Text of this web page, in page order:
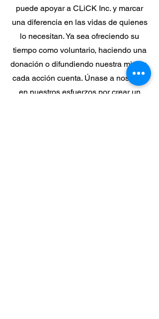
puede apoyar a CLiCK Inc. y marcar
una diferencia en las vidas de quienes
lo necesitan. Ya sea ofreciendo su
tiempo como voluntario, haciendo una
donación o difundiendo nuestra misión,
cada acción cuenta. Únase a nosotros
en nuestros esfuerzos por crear un